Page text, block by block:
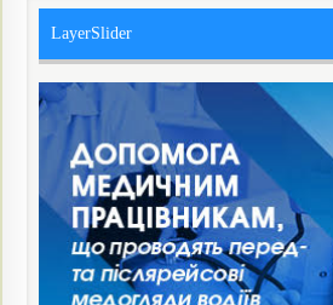
LayerSlider